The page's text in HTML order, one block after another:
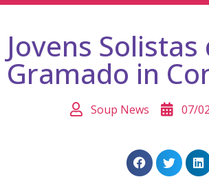
Jovens Solistas
Gramado in
Soup News 07/